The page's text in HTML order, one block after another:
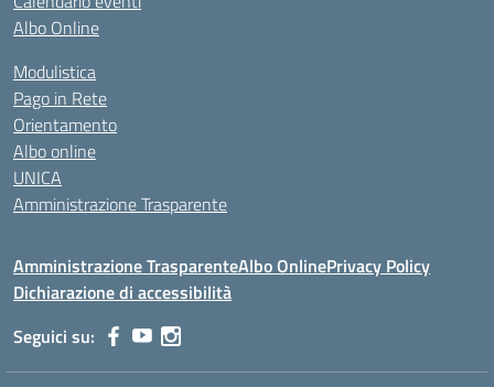
Albo Online
Modulistica
Pago in Rete
Orientamento
Albo online
UNICA
Amministrazione Trasparente
Amministrazione TrasparenteAlbo OnlinePrivacy Policy
Dichiarazione di accessibilità
Seguici su: